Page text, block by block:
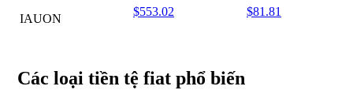
IAUON
$553.02 $81.81
Các loại tiền tệ fiat phổ biến